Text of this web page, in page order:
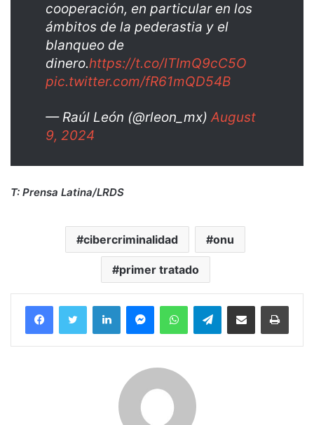
cooperación, en particular en los
ámbitos de la pederastia y el
blanqueo de
dinero.https://t.co/lTImQ9cC5O
pic.twitter.com/fR61mQD54B
— Raúl León (@rleon_mx)August
9, 2024
T: Prensa Latina/LRDS
cibercriminalidad onu
primer tratado
FacebookTwitter LinkedInMessengerWhatsAppTelegramCompartir por correo electrónico